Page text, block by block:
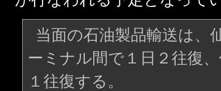
当面の石油製品輸送は、
ーミナル間で１日２往復
１往復する。